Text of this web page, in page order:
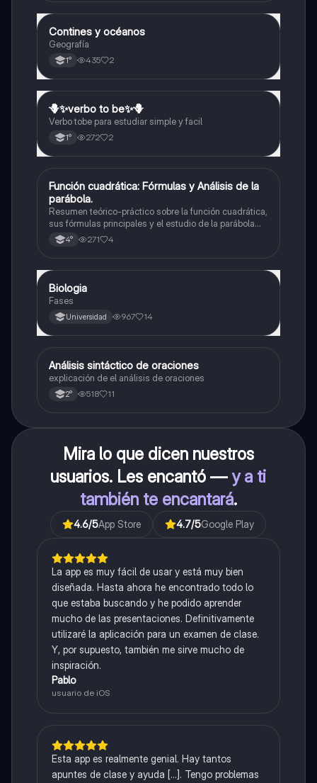
Geografía
Contines y océanos
Geografía
1° 435 2
Inglés
🪻✨️verbo to be✨️🪻
Verbo tobe para estudiar simple y facil
1° 272 2
Matemáticas
Función cuadrática: Fórmulas y Análisis de la
parábola.
Resumen teórico-práctico sobre la función cuadrática,
sus fórmulas principales y el estudio de la parábola
como representación gráfica.Incluye desarrollo de la
forma general, cálculo de raíces, vértice y elementos
4° 271 4
Biología
Biologia
Fases
Universidad 967 14
Lengua
Análisis sintáctico de oraciones
explicación de el análisis de oraciones
2° 518 11
Mira lo que dicen nuestros
usuarios. Les encantó —y a ti
también te encantará.
4.6/5App Store 4.7/5Google Play
La app es muy fácil de usar y está muy bien
diseñada. Hasta ahora he encontrado todo lo
que estaba buscando y he podido aprender
mucho de las presentaciones. Definitivamente
utilizaré la aplicación para un examen de clase.
Y, por supuesto, también me sirve mucho de
inspiración.
Pablo
usuario de iOS
Esta app es realmente genial. Hay tantos
apuntes de clase y ayuda [...]. Tengo problemas